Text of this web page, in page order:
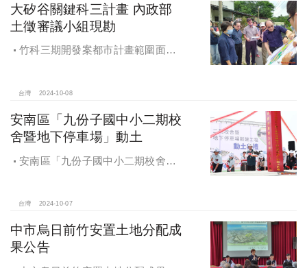
賓，祈求工程順利進行。
大矽谷關鍵科三計畫 內政部
土徵審議小組現勘
竹科三期開發案都市計畫範圍面積
分地區
台灣 2024-10-08
安南區「九份子國中小二期校
舍暨地下停車場」動土
安南區「九份子國中小二期校舍暨
台灣 2024-10-07
中市烏日前竹安置土地分配成
果公告